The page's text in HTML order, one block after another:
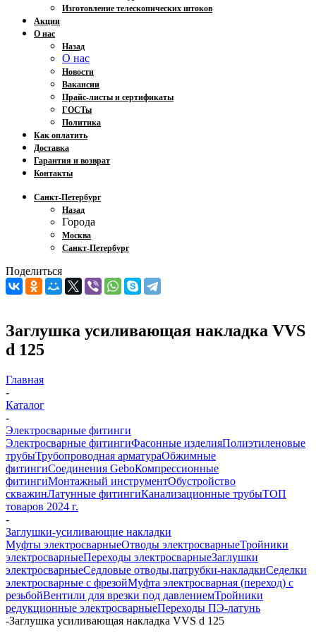
Изготовление телескопических штоков
Акции
О нас
Назад
О нас
Новости
Вакансии
Прайс-листы и сертификаты
ГОСТы
Политика
Как оплатить
Доставка
Гарантия и возврат
Контакты
Санкт-Петербург
Назад
Города
Москва
Санкт-Петербург
Поделиться
Заглушка усиливающая накладка VVS
d 125
Главная
-
Каталог
-
Электросварные фитинги
Электросварные фитингиФасонные изделияПолиэтиленовые
трубыТрубопроводная арматураОбжимные
фитингиСоединения GeboКомпрессионные
фитингиМонтажный инструментОбустройство
скважинЛатунные фитингиКанализационные трубыТОП
товаров 2024 г.
-
Заглушки-усиливающие накладки
Муфты электросварныеОтводы электросварныеТройники
электросварныеПереходы электросварныеЗаглушки
электросварныеСедловые отводы,патрубки-накладкиСеделки
электросварные с фрезойМуфта электросварная (переход) с
резьбойВентили для врезки под давлениемТройники
редукционные электросварныеПереходы ПЭ-латунь
-Заглушка усиливающая накладка VVS d 125